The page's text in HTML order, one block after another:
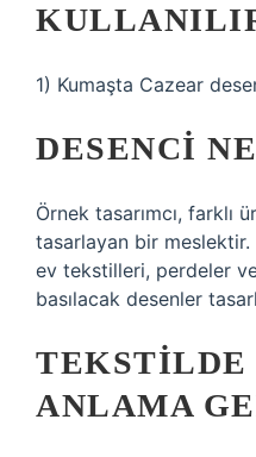
1) Kumaşta Cazear
DESENCI
Örnek tasarımcı, farklı
tasarlayan bir meslektir.
ev tekstilleri, perdeler
basılacak desenler
TEKSTILDE
ANLAMA